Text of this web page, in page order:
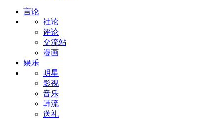
言论
社论
评论
交流站
漫画
娱乐
明星
影视
音乐
韩流
送礼